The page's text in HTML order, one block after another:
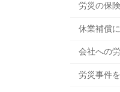
労災の保
休業補償
会社への
労災事件